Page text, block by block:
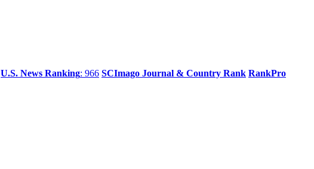
U.S. News Ranking: 966 SCImago Journal & Country Rank RankPro